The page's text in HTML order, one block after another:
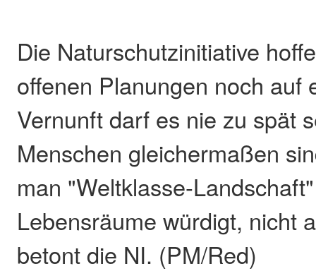
Die Naturschutzinitiative
offenen Planungen noch auf
Vernunft darf es nie zu spät
Menschen gleichermaßen
man "Weltklasse-
Lebensräume würdigt, nicht
betont die NI. (PM/Red)